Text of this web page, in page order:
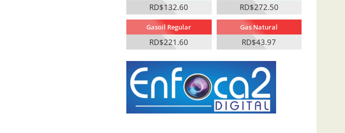
RD$132.60 RD$272.50
Gasoil Regular
RD$221.60
Gas Natural
RD$43.97